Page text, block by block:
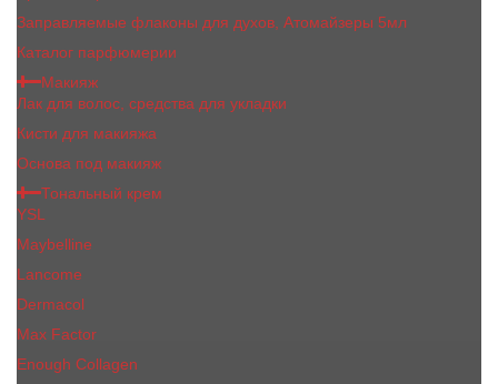
Заправляемые флаконы для духов, Атомайзеры 5мл
Каталог парфюмерии
Макияж
Лак для волос, средства для укладки
Кисти для макияжа
Основа под макияж
Тональный крем
YSL
Maybelline
Lancome
Dermacol
Max Factor
Enough Collagen